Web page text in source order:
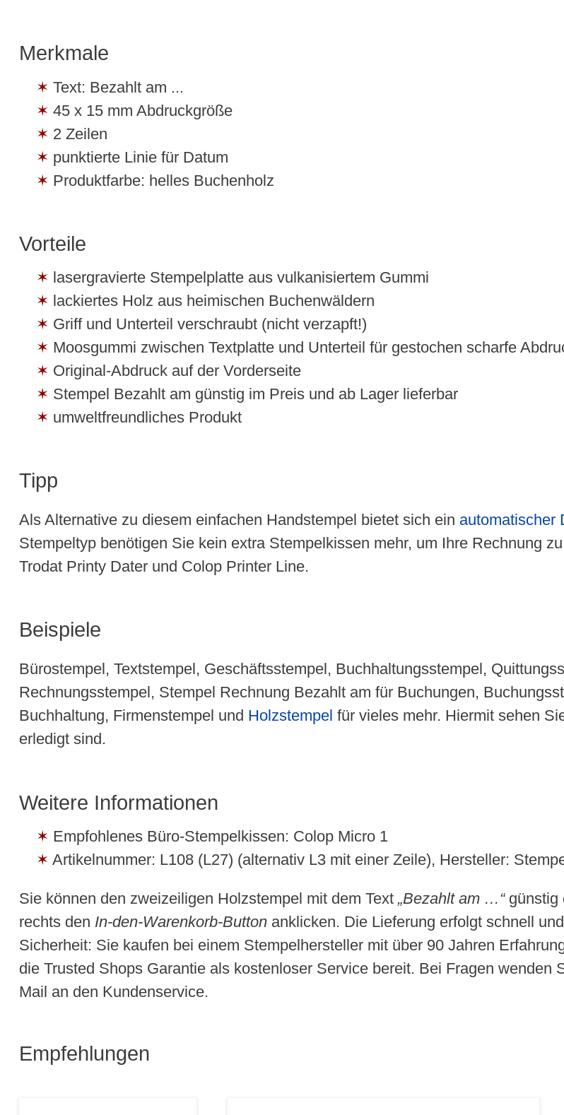
Merkmale
Text: Bezahlt am ...
45 x 15 mm Abdruckgröße
2 Zeilen
punktierte Linie für Datum
Produktfarbe: helles Buchenholz
Vorteile
lasergravierte Stempelplatte aus vulkanisiertem Gummi
lackiertes Holz aus heimischen Buchenwäldern
Griff und Unterteil verschraubt (nicht verzapft!)
Moosgummi zwischen Textplatte und Unterteil für gestochen scharfe
Original-Abdruck auf der Vorderseite
Stempel Bezahlt am günstig im Preis und ab Lager lieferbar
umweltfreundliches Produkt
Tipp
Als Alternative zu diesem einfachen Handstempel bietet sich ein automatischer
Stempeltyp benötigen Sie kein extra Stempelkissen mehr, um Ihre Rechnung
Trodat Printy Dater und Colop Printer Line.
Beispiele
Bürostempel, Textstempel, Geschäftsstempel, Buchhaltungsstempel,
Rechnungsstempel, Stempel Rechnung Bezahlt am für Buchungen,
Buchhaltung, Firmenstempel und Holzstempel für vieles mehr. Hiermit sehen
erledigt sind.
Weitere Informationen
Empfohlenes Büro-Stempelkissen: Colop Micro 1
Artikelnummer: L108 (L27) (alternativ L3 mit einer Zeile), Hersteller:
Sie können den zweizeiligen Holzstempel mit dem Text „Bezahlt am …“günstig
rechts den In-den-Warenkorb-Buttonanklicken. Die Lieferung erfolgt schnell
Sicherheit: Sie kaufen bei einem Stempelhersteller mit über 90 Jahren
die Trusted Shops Garantie als kostenloser Service bereit. Bei Fragen wenden
Mail an den Kundenservice.
Empfehlungen